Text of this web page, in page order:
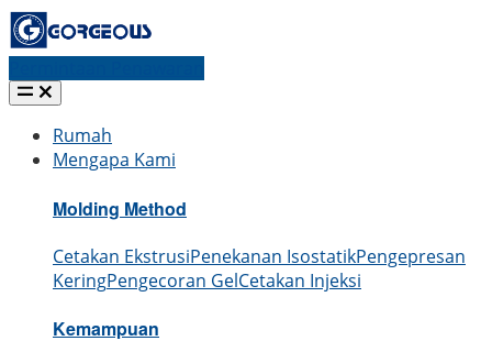
Rumah
Mengapa Kami
Molding Method
Cetakan EkstrusiPenekanan IsostatikPengepresan
KeringPengecoran GelCetakan Injeksi
Kemampuan